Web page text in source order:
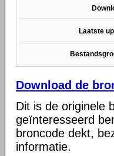
Laatste
Download de
Dit is de originele
geïnteresseerd
broncode dekt,
informatie.